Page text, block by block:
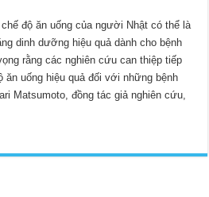
độ ăn uống của người Nhật có thể là
dinh dưỡng hiệu quả dành​ cho bệnh
rằng các nghiên cứu can thiệp tiếp
ăn uống hiệu quả đối với những bệnh
Matsumoto, đồng tác giả nghiên cứu,